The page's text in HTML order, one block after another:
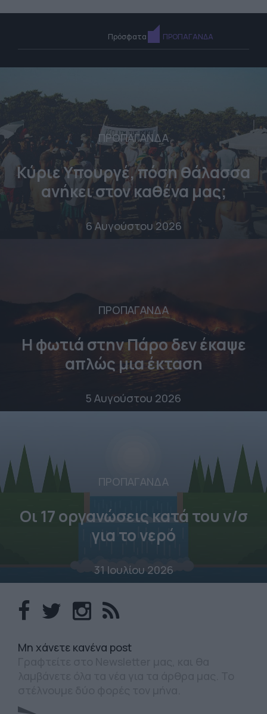
Πρόσφατα ΠΡΟΠΑΓΑΝΔΑ
ΠΡΟΠΑΓΑΝΔΑ
Κύριε Υπουργέ, πόση θάλασσα
ανήκει στον καθένα μας;
6 Αυγούστου 2026
ΠΡΟΠΑΓΑΝΔΑ
Η φωτιά στην Πάρο δεν έκαψε
απλώς μια έκταση
5 Αυγούστου 2026
ΠΡΟΠΑΓΑΝΔΑ
Οι 17 οργανώσεις κατά του ν/σ
για το νερό
31 Ιουλίου 2026
Mη χάνετε κανένα post